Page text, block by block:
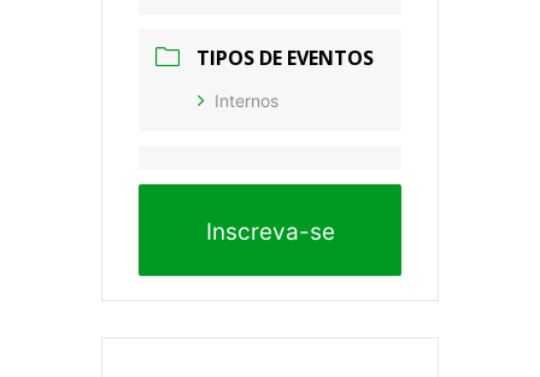
TIPOS DE EVENTOS
Internos
Inscreva-se